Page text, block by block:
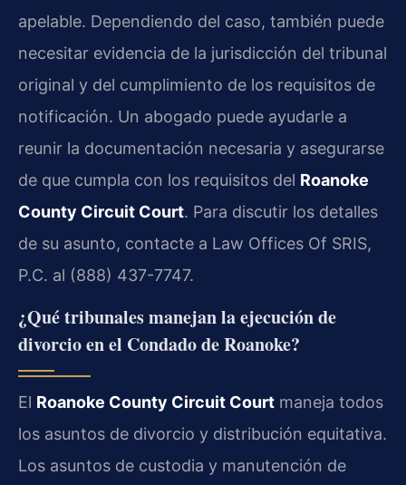
apelable. Dependiendo del caso, también puede
necesitar evidencia de la jurisdicción del tribunal
original y del cumplimiento de los requisitos de
notificación. Un abogado puede ayudarle a
reunir la documentación necesaria y asegurarse
de que cumpla con los requisitos del Roanoke
County Circuit Court. Para discutir los detalles
de su asunto, contacte a Law Offices Of SRIS,
P.C. al (888) 437-7747.
¿Qué tribunales manejan la ejecución de
divorcio en el Condado de Roanoke?
El Roanoke County Circuit Court maneja todos
los asuntos de divorcio y distribución equitativa.
Los asuntos de custodia y manutención de